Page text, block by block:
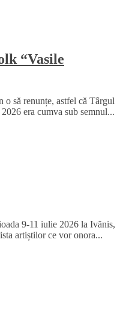
“Vasile
o să renunțe, astfel că Târgul
era cumva sub semnul...
9-11 iulie 2026 la Ivănis,
artiștilor ce vor onora...